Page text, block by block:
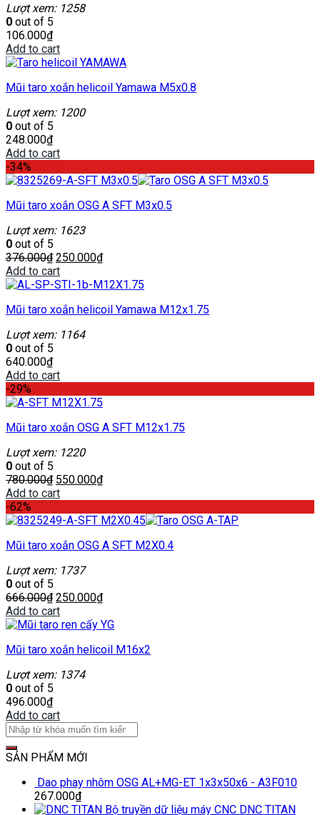
Lượt xem: 1258
0 out of 5
106.000₫
Add to cart
Mũi taro xoắn helicoil Yamawa M5x0.8
Lượt xem: 1200
0 out of 5
248.000₫
Add to cart
-34%
Mũi taro xoắn OSG A SFT M3x0.5
Lượt xem: 1623
0 out of 5
376.000₫ 250.000₫
Add to cart
Mũi taro xoắn helicoil Yamawa M12x1.75
Lượt xem: 1164
0 out of 5
640.000₫
Add to cart
-29%
Mũi taro xoắn OSG A SFT M12x1.75
Lượt xem: 1220
0 out of 5
780.000₫ 550.000₫
Add to cart
-62%
Mũi taro xoắn OSG A SFT M2X0.4
Lượt xem: 1737
0 out of 5
666.000₫ 250.000₫
Add to cart
Mũi taro xoắn helicoil M16x2
Lượt xem: 1374
0 out of 5
496.000₫
Add to cart
SẢN PHẨM MỚI
Dao phay nhôm OSG AL+MG-ET 1x3x50x6 - A3F010
267.000₫
Bộ truyền dữ liệu máy CNC DNC TITAN